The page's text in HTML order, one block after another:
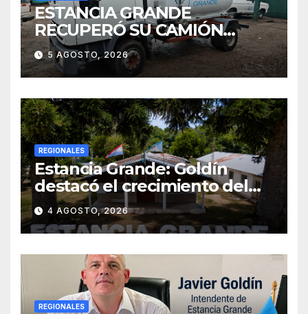
ESTANCIA GRANDE
RECUPERÓ SU CAMIÓN
ATMOSFÉRICO Y MEJORARÁ
EL SERVICIO DE
SANEAMIENTO PARA LOS
VECINOS
5 AGOSTO, 2026
REGIONALES
Estancia Grande: Goldín
destacó el crecimiento del
municipio, anunció nuevas
obras y defendió su gestión
frente a las críticas
4 AGOSTO, 2026
REGIONALES